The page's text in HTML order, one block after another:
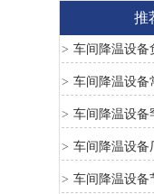
推
> 车间降温设备
> 车间降温设备
> 车间降温设备
方法
> 车间降温设备
巧
> 车间降温设备